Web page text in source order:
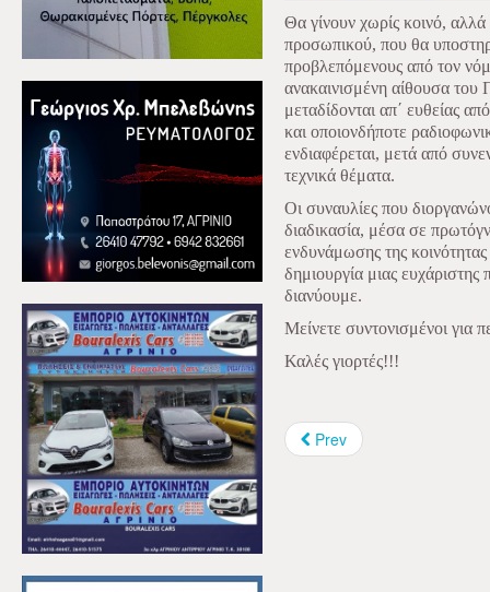
Θα γίνουν χωρίς κοινό,
προσωπικού, που θα
προβλεπόμενους από τον
ανακαινισμένη αίθουσα
μεταδίδονται απ΄ ευθείας
και οποιονδήποτε
ενδιαφέρεται, μετά από
τεχνικά θέματα.
Οι συναυλίες που
διαδικασία, μέσα σε
ενδυνάμωσης της
δημιουργία μιας ευχάριστης
διανύουμε.
Μείνετε συντονισμένοι για
Καλές γιορτές!!!
Prev